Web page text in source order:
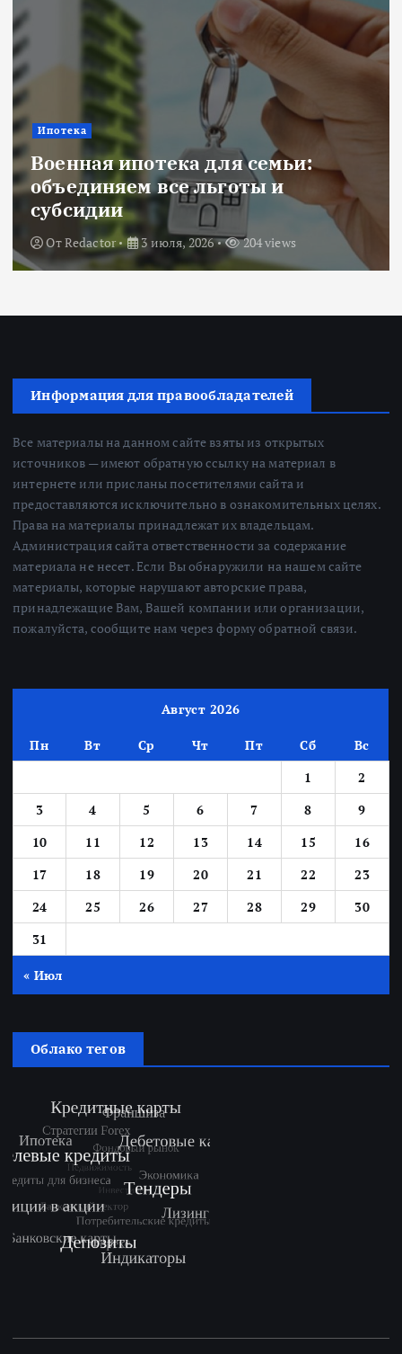
Новости
Title: ИИ в финансовом секторе:
оценка рисков и выбор банка
ОтRedactor 18 июня, 2026 224 views
Информация для правообладателей
Все материалы на данном сайте взяты из открытых
источников — имеют обратную ссылку на материал в
интернете или присланы посетителями сайта и
предоставляются исключительно в ознакомительных целях.
Права на материалы принадлежат их владельцам.
Администрация сайта ответственности за содержание
материала не несет. Если Вы обнаружили на нашем сайте
материалы, которые нарушают авторские права,
принадлежащие Вам, Вашей компании или организации,
пожалуйста, сообщите нам через форму обратной связи.
Август 2026
Пн Вт Ср Чт Пт Сб
Вс
1
2
3
4 5 6 7 8
9
10
11 12 13 14 15
16
17
18 19 20 21 22
23
24
25 26 27 28 29
30
31
« Июл
Облако тегов